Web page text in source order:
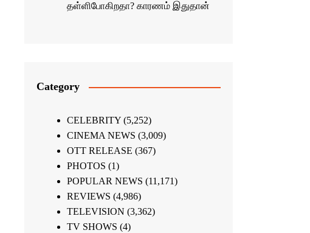
தள்ளிபோகிறதா? காரணம் இதுதான்
Category
CELEBRITY(5,252)
CINEMA NEWS (3,009)
OTT RELEASE (367)
PHOTOS (1)
POPULAR NEWS (11,171)
REVIEWS (4,986)
TELEVISION (3,362)
TV SHOWS (4)